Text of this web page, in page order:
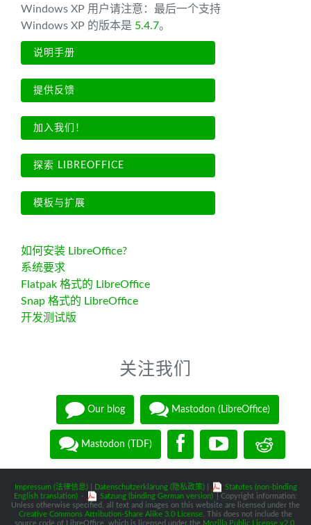
Windows XP 用户请注意：最后一个支持
Windows XP 的版本是 5.4.7。
说明手册
提供反馈
加入我们！
探索 LIBREOFFICE
模板与扩展
如何安装 LibreOffice?
系统要求
Flatpak 格式的 LibreOffice
Snap 格式的 LibreOffice
开发测试版
关注我们
Our blog Mastodon (LibreOffice)
Mastodon (TDF)
Impressum (法律信息)| Datenschutzerklärung (隐私政策)|
Statutes (non-binding
English translation) - Satzung (binding German version)
| Copyright information:
Unless otherwise specified, all text and images on this website are licensed under the
Creative Commons Attribution-Share Alike 3.0 License . This does not include the
source code of LibreOffice, which is licensed under the Mozilla Public License v2.0